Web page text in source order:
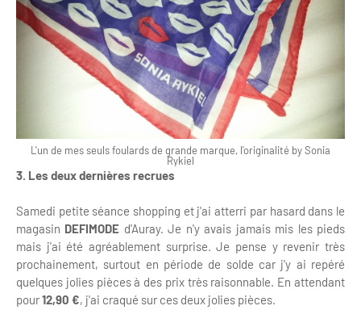
L'un de mes seuls foulards de grande marque, l'originalité by Sonia
Rykiel
3. Les deux dernières recrues
Samedi petite séance shopping et j'ai atterri par hasard dans le
magasin DEFIMODE d'Auray. Je n'y avais jamais mis les pieds
mais j'ai été agréablement surprise. Je pense y revenir très
prochainement, surtout en période de solde car j'y ai repéré
quelques jolies pièces à des prix très raisonnable. En attendant
pour12,90 €, j'ai craqué sur ces deux jolies pièces.